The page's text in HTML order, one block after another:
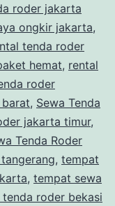
roder jakarta
ongkir jakarta,
tenda roder
hemat, rental
roder
, Sewa Tenda
jakarta timur,
Tenda Roder
, tempat
, tempat sewa
roder bekasi